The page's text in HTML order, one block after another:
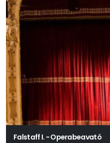
Falstaff I. - Operabeavató